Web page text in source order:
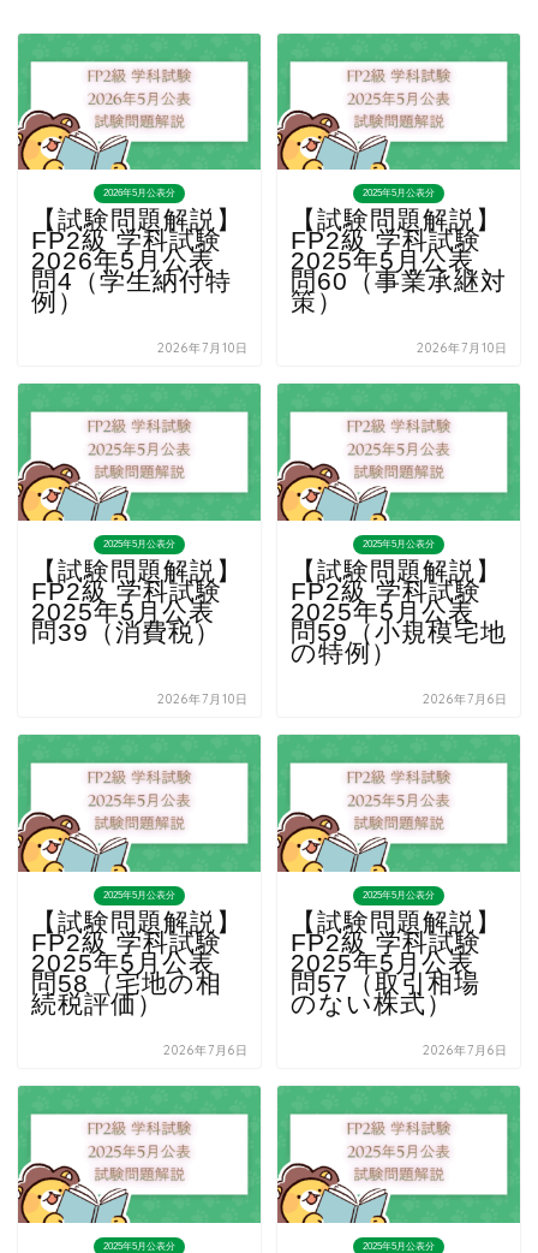
2026年5月公表分
【試験問題解説】
FP2級 学科試験
2026年5月公表
問4（学生納付特
例）
2026年7月10日
2025年5月公表分
【試験問題解説】
FP2級 学科試験
2025年5月公表
問60（事業承継対
策）
2026年7月10日
2025年5月公表分
【試験問題解説】
FP2級 学科試験
2025年5月公表
問39（消費税）
2026年7月10日
2025年5月公表分
【試験問題解説】
FP2級 学科試験
2025年5月公表
問59（小規模宅地
の特例）
2026年7月6日
2025年5月公表分
【試験問題解説】
FP2級 学科試験
2025年5月公表
問58（宅地の相
続税評価）
2026年7月6日
2025年5月公表分
【試験問題解説】
FP2級 学科試験
2025年5月公表
問57（取引相場
のない株式）
2026年7月6日
2025年5月公表分 2025年5月公表分